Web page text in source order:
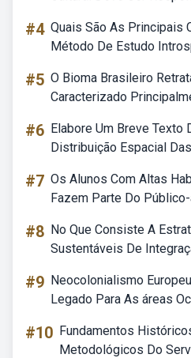
#4 Quais São As Principais
Método De Estudo
#5 O Bioma Brasileiro
Caracterizado
#6 Elabore Um Breve Texto
Distribuição Espacial
#7 Os Alunos Com Altas
Fazem Parte Do
#8 No Que Consiste A
Sustentáveis De
#9 Neocolonialismo
Legado Para As áreas
#10 Fundamentos
Metodológicos Do